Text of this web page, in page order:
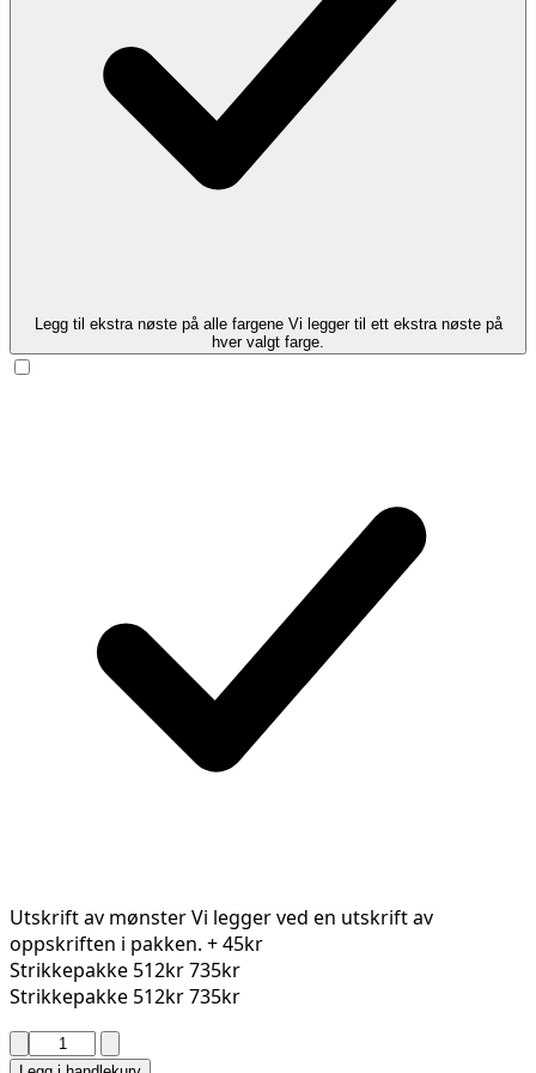
Legg til ekstra nøste på alle fargene Vi legger til ett ekstra nøste på
hver valgt farge.
Utskrift av mønsterVi legger ved en utskrift av
oppskriften i pakken. + 45kr
Strikkepakke 512kr735kr
Strikkepakke 512kr735kr
BAIA
STRANDKJOLE